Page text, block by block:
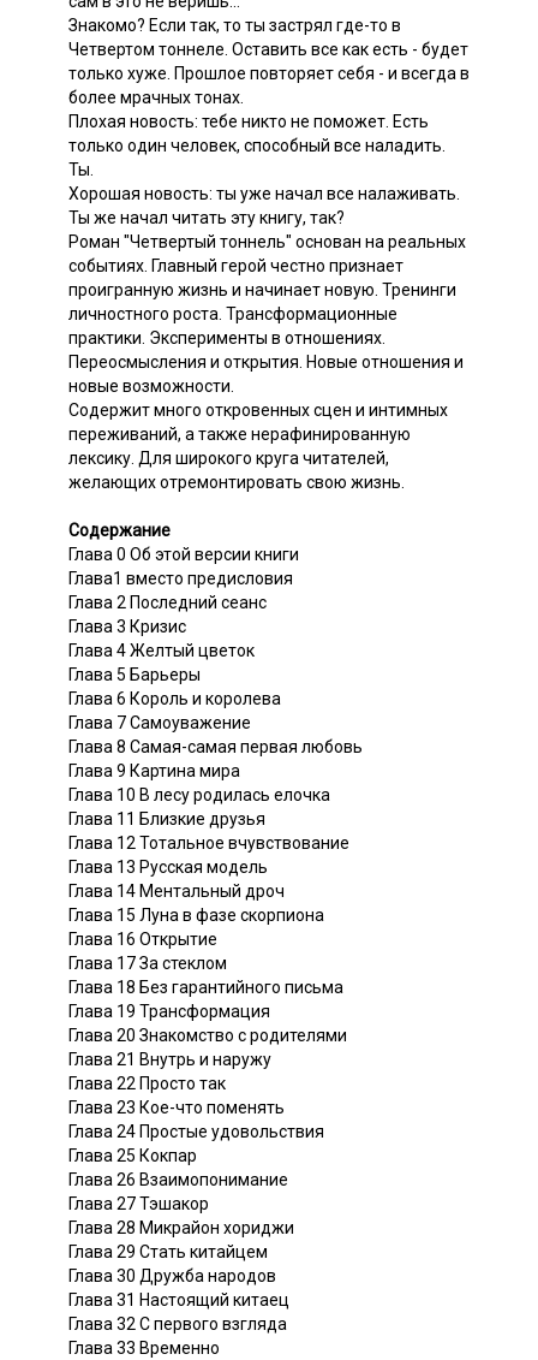
Знакомо? Если так, то ты застрял где-то в
Четвертом тоннеле. Оставить все как есть - будет
только хуже. Прошлое повторяет себя - и всегда в
более мрачных тонах.
Плохая новость: тебе никто не поможет. Есть
только один человек, способный все наладить.
Ты.
Хорошая новость: ты уже начал все налаживать.
Ты же начал читать эту книгу, так?
Роман "Четвертый тоннель" основан на реальных
событиях. Главный герой честно признает
проигранную жизнь и начинает новую. Тренинги
личностного роста. Трансформационные
практики. Эксперименты в отношениях.
Переосмысления и открытия. Новые отношения и
новые возможности.
Содержит много откровенных сцен и интимных
переживаний, а также нерафинированную
лексику. Для широкого круга читателей,
желающих отремонтировать свою жизнь.
Содержание
Глава 0 Об этой версии книги
Глава1 вместо предисловия
Глава 2 Последний сеанс
Глава 3 Кризис
Глава 4 Желтый цветок
Глава 5 Барьеры
Глава 6 Король и королева
Глава 7 Самоуважение
Глава 8 Самая-самая первая любовь
Глава 9 Картина мира
Глава 10 В лесу родилась елочка
Глава 11 Близкие друзья
Глава 12 Тотальное вчувствование
Глава 13 Русская модель
Глава 14 Ментальный дроч
Глава 15 Луна в фазе скорпиона
Глава 16 Открытие
Глава 17 За стеклом
Глава 18 Без гарантийного письма
Глава 19 Трансформация
Глава 20 Знакомство с родителями
Глава 21 Внутрь и наружу
Глава 22 Просто так
Глава 23 Кое-что поменять
Глава 24 Простые удовольствия
Глава 25 Кокпар
Глава 26 Взаимопонимание
Глава 27 Тэшакор
Глава 28 Микрайон хориджи
Глава 29 Стать китайцем
Глава 30 Дружба народов
Глава 31 Настоящий китаец
Глава 32 С первого взгляда
Глава 33 Временно